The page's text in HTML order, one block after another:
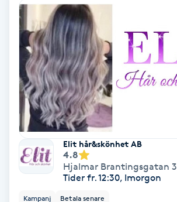
K18
Katun fransar
Kemisk peeling
Keratinbehandling
Kinesiologi
Elit hår&skönhet AB
4.8
Hjalmar Brantingsgatan 3
Tider fr. 12:30, Imorgon
Kampanj Betala senare